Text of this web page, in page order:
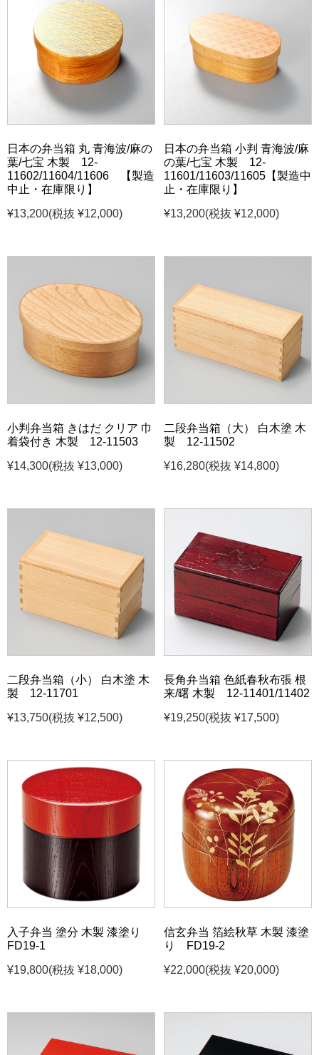
日本の弁当箱 丸 青海波/麻の
葉/七宝 木製 12-
11602/11604/11606 【製造
中止・在庫限り】
¥13,200(税抜 ¥12,000)
日本の弁当箱 小判 青海波/麻
の葉/七宝 木製 12-
11601/11603/11605【製造中
止・在庫限り】
¥13,200(税抜 ¥12,000)
小判弁当箱 きはだ クリア 巾
着袋付き 木製 12-11503
¥14,300(税抜 ¥13,000)
二段弁当箱（大） 白木塗 木
製 12-11502
¥16,280(税抜 ¥14,800)
二段弁当箱（小） 白木塗 木
製 12-11701
¥13,750(税抜 ¥12,500)
長角弁当箱 色紙春秋布張 根
来/曙 木製 12-11401/11402
¥19,250(税抜 ¥17,500)
入子弁当 塗分 木製 漆塗り
FD19-1
¥19,800(税抜 ¥18,000)
信玄弁当 箔絵秋草 木製 漆塗
り FD19-2
¥22,000(税抜 ¥20,000)